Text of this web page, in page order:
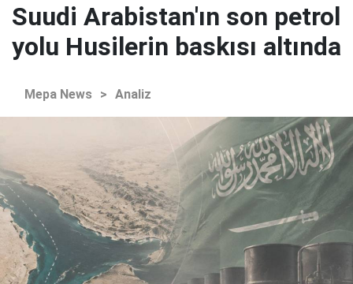
Suudi Arabistan'ın son petrol
yolu Husilerin baskısı altında
Mepa News > Analiz